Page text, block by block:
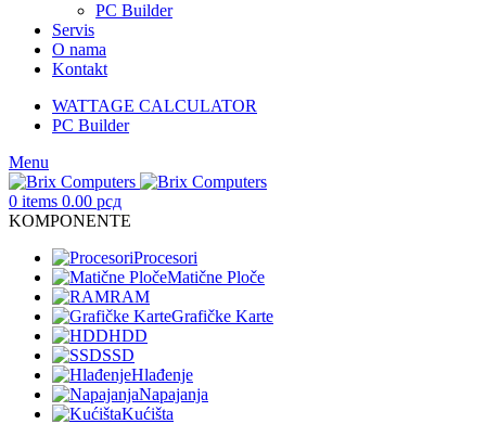
PC Builder
Servis
O nama
Kontakt
WATTAGE CALCULATOR
PC Builder
Menu
0 items 0.00 рсд
KOMPONENTE
Procesori
Matične Ploče
RAM
Grafičke Karte
HDD
SSD
Hlađenje
Napajanja
Kućišta